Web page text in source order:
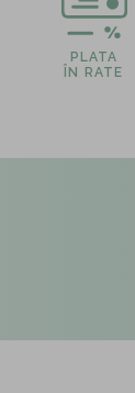
PLATA
ÎN RATE